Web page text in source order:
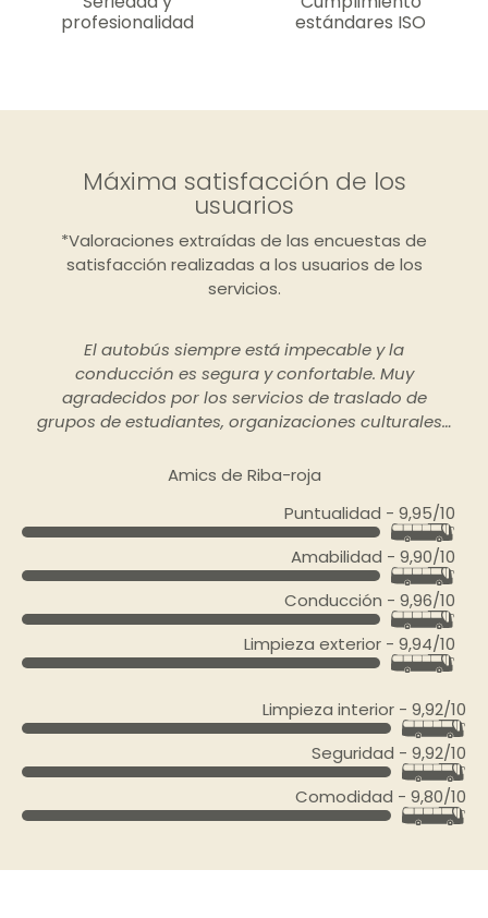
profesionalidad
estándares ISO
Máxima satisfacción de los
usuarios
*Valoraciones extraídas de las encuestas de
satisfacción realizadas a los usuarios de los
servicios.
El autobús siempre está impecable y la
conducción es segura y confortable. Muy
agradecidos por los servicios de traslado de
grupos de estudiantes, organizaciones culturales…
Amics de Riba-roja
Puntualidad - 9,95/10
Amabilidad - 9,90/10
Conducción - 9,96/10
Limpieza exterior - 9,94/10
Limpieza interior - 9,92/10
Seguridad - 9,92/10
Comodidad - 9,80/10